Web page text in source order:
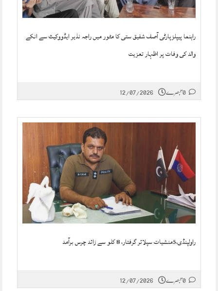
راہنما پیپلزپارٹی آصف شفیق ستی کا مٹور میں راجہ نذیر ایڈووکیٹ سے انکے
والد کی وفات پر اظہار تعزیت
12/07/2026
راولپنڈی،5منشیات سپلائر گرفتار، 8 کلو سے زائد چرس برآمد
12/07/2026